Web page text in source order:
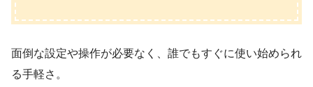
面倒な設定や操作が必要なく、誰でもすぐに使い始められ
る手軽さ。